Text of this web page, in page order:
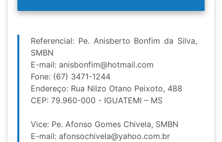
Referencial: Pe. Anisberto Bonfim da Silva,
SMBN
E-mail: anisbonfim@hotmail.com
Fone: (67) 3471-1244
Endereço: Rua Nilzo Otano Peixoto, 488
CEP: 79.960-000 - IGUATEMI – MS
Vice: Pe. Afonso Gomes Chivela, SMBN
E-mail: afonsochivela@yahoo.com.br